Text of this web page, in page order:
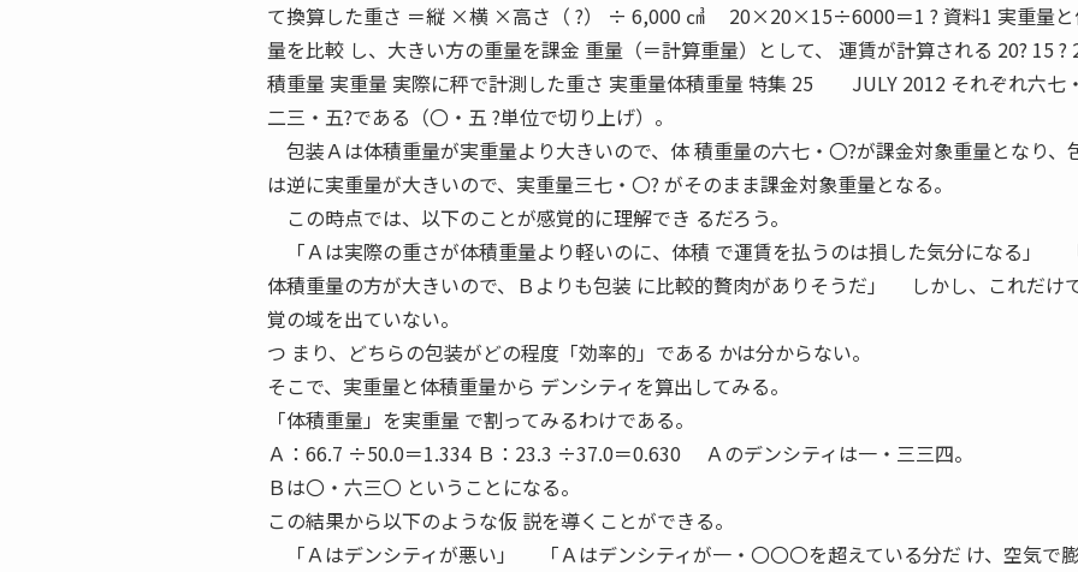
て換算した重さ ＝縦 ×横 ×高さ（ ?） ÷ 6,000 ㎤ 20×20×15÷6000＝1 ? 資料1 実重量と
量を比較 し、大きい方の重量を課金 重量（＝計算重量）として、 運賃が計算される 20? 15 ?
積重量 実重量 実際に秤で計測した重さ 実重量体積重量 特集 25 JULY 2012 それぞれ六七
二三・五?である（〇・五 ?単位で切り上げ）。
包装Ａは体積重量が実重量より大きいので、体 積重量の六七・〇?が課金対象重量となり、
は逆に実重量が大きいので、実重量三七・〇? がそのまま課金対象重量となる。
この時点では、以下のことが感覚的に理解でき るだろう。
「Ａは実際の重さが体積重量より軽いのに、体積 で運賃を払うのは損した気分になる」
体積重量の方が大きいので、Ｂよりも包装 に比較的贅肉がありそうだ」 しかし、これだけ
覚の域を出ていない。
つ まり、どちらの包装がどの程度「効率的」である かは分からない。
そこで、実重量と体積重量から デンシティを算出してみる。
「体積重量」を実重量 で割ってみるわけである。
Ａ：66.7 ÷50.0＝1.334 Ｂ：23.3 ÷37.0＝0.630 Ａのデンシティは一・三三四。
Ｂは〇・六三〇 ということになる。
この結果から以下のような仮 説を導くことができる。
「Ａはデンシティが悪い」 「Ａはデンシティが一・〇〇〇を超えている分だ け、空気で